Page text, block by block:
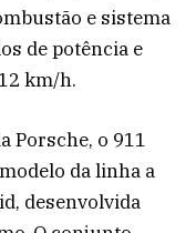
e sistema
de potência e
km/h.
Porsche, o 911
da linha a
desenvolvida